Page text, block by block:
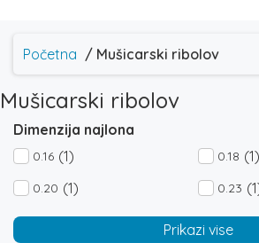
Početna / Mušicarski ribolov
Mušicarski ribolov
Dimenzija najlona
0.16 (1) 0.18 (1)
0.20 (1) 0.23
Prikazi vise